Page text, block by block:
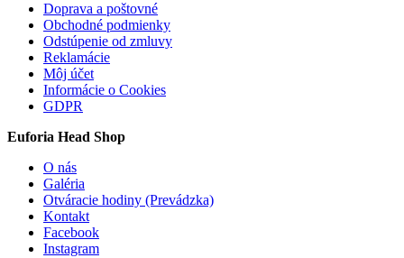
Doprava a poštovné
Obchodné podmienky
Odstúpenie od zmluvy
Reklamácie
Môj účet
Informácie o Cookies
GDPR
Euforia Head Shop
O nás
Galéria
Otváracie hodiny (Prevádzka)
Kontakt
Facebook
Instagram